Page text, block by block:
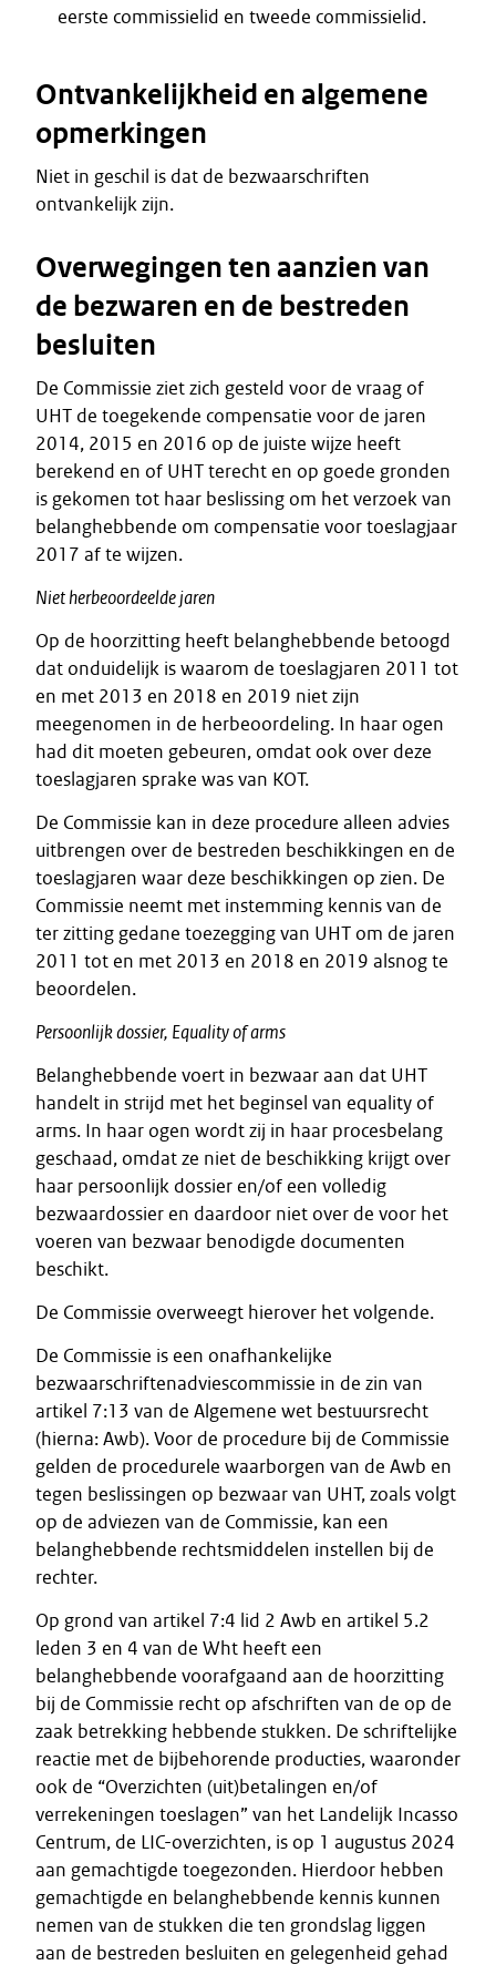
eerste commissielid en tweede commissielid.
Ontvankelijkheid en algemene
opmerkingen
Niet in geschil is dat de bezwaarschriften
ontvankelijk zijn.
Overwegingen ten aanzien van
de bezwaren en de bestreden
besluiten
De Commissie ziet zich gesteld voor de vraag of
UHT de toegekende compensatie voor de jaren
2014, 2015 en 2016 op de juiste wijze heeft
berekend en of UHT terecht en op goede gronden
is gekomen tot haar beslissing om het verzoek van
belanghebbende om compensatie voor toeslagjaar
2017 af te wijzen.
Niet herbeoordeelde jaren
Op de hoorzitting heeft belanghebbende betoogd
dat onduidelijk is waarom de toeslagjaren 2011 tot
en met 2013 en 2018 en 2019 niet zijn
meegenomen in de herbeoordeling. In haar ogen
had dit moeten gebeuren, omdat ook over deze
toeslagjaren sprake was van KOT.
De Commissie kan in deze procedure alleen advies
uitbrengen over de bestreden beschikkingen en de
toeslagjaren waar deze beschikkingen op zien. De
Commissie neemt met instemming kennis van de
ter zitting gedane toezegging van UHT om de jaren
2011 tot en met 2013 en 2018 en 2019 alsnog te
beoordelen.
Persoonlijk dossier, Equality of arms
Belanghebbende voert in bezwaar aan dat UHT
handelt in strijd met het beginsel van equality of
arms. In haar ogen wordt zij in haar procesbelang
geschaad, omdat ze niet de beschikking krijgt over
haar persoonlijk dossier en/of een volledig
bezwaardossier en daardoor niet over de voor het
voeren van bezwaar benodigde documenten
beschikt.
De Commissie overweegt hierover het volgende.
De Commissie is een onafhankelijke
bezwaarschriftenadviescommissie in de zin van
artikel 7:13 van de Algemene wet bestuursrecht
(hierna: Awb). Voor de procedure bij de Commissie
gelden de procedurele waarborgen van de Awb en
tegen beslissingen op bezwaar van UHT, zoals volgt
op de adviezen van de Commissie, kan een
belanghebbende rechtsmiddelen instellen bij de
rechter.
Op grond van artikel 7:4 lid 2 Awb en artikel 5.2
leden 3 en 4 van de Wht heeft een
belanghebbende voorafgaand aan de hoorzitting
bij de Commissie recht op afschriften van de op de
zaak betrekking hebbende stukken. De schriftelijke
reactie met de bijbehorende producties, waaronder
ook de “Overzichten (uit)betalingen en/of
verrekeningen toeslagen” van het Landelijk Incasso
Centrum, de LIC-overzichten, is op 1 augustus 2024
aan gemachtigde toegezonden. Hierdoor hebben
gemachtigde en belanghebbende kennis kunnen
nemen van de stukken die ten grondslag liggen
aan de bestreden besluiten en gelegenheid gehad